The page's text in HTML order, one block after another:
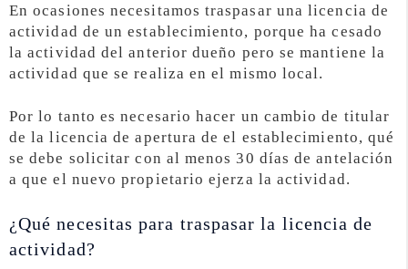
En ocasiones necesitamos traspasar una licencia de
actividad de un establecimiento, porque ha cesado
la actividad del anterior dueño pero se mantiene la
actividad que se realiza en el mismo local.
Por lo tanto es necesario hacer un cambio de titular
de la licencia de apertura de el establecimiento, qué
se debe solicitar con al menos 30 días de antelación
a que el nuevo propietario ejerza la actividad.
¿Qué necesitas para traspasar la licencia de
actividad?